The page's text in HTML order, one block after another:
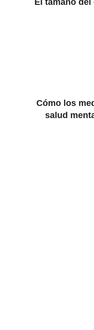
Cómo los
salud